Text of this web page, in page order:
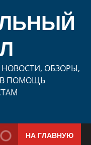
ОБЗОРЫ,
В ПОМОЩЬ
НА ГЛАВНУЮ